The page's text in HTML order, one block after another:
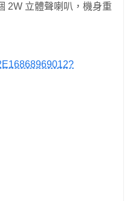
2W 立體聲喇叭，機身重